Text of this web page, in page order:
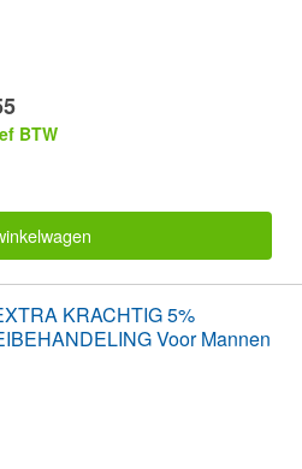
BTW
KRACHTIG 5%
Voor Mannen